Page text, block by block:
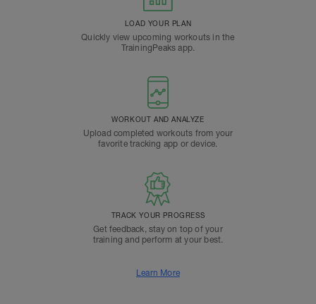
LOAD YOUR PLAN
Quickly view upcoming workouts in the
TrainingPeaks app.
WORKOUT AND ANALYZE
Upload completed workouts from your
favorite tracking app or device.
TRACK YOUR PROGRESS
Get feedback, stay on top of your
training and perform at your best.
Learn More